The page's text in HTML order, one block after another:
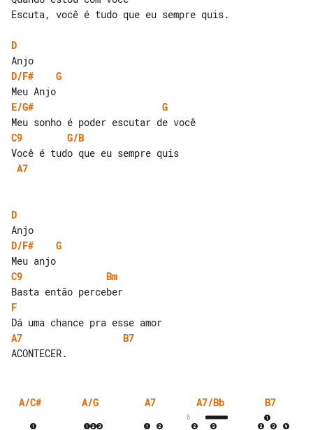
Escuta, você é tudo que eu sempre quis.
D
D/F#
G
E/G#
G
C9
G/B
A7
D
D/F#
G
C9
Bm
F
A7
B7
A/C# A/G A7 A7/Bb
5
B7